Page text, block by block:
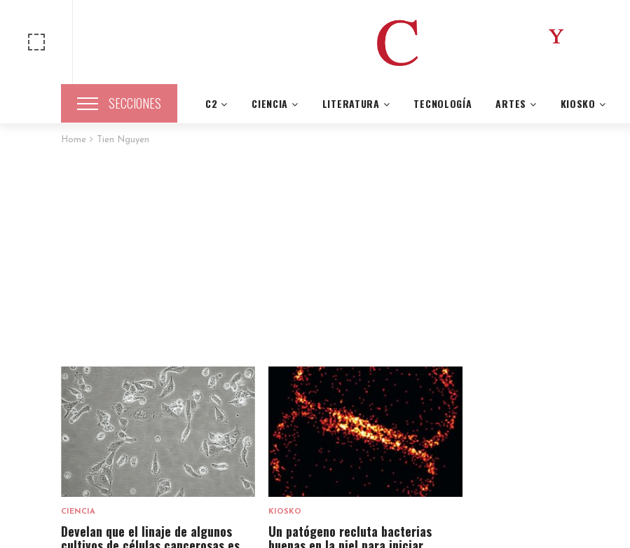
SECCIONES C2 CIENCIA LITERATURA TECNOLOGÍA ARTES KIOSKO
Home Tien Nguyen
CIENCIA
Develan que el linaje de algunos
KIOSKO
Un patógeno recluta bacterias